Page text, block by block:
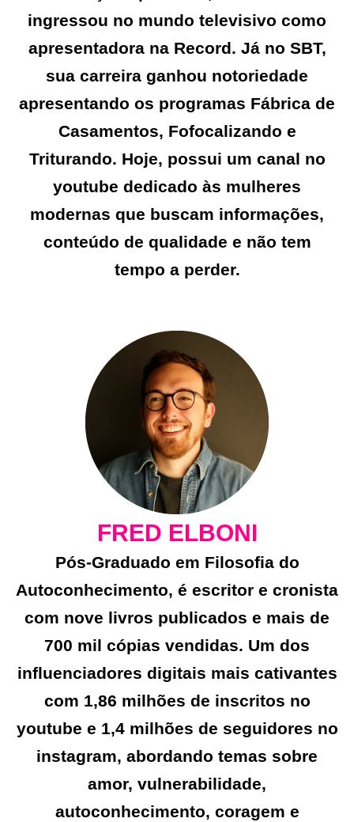
ingressou no mundo televisivo como
apresentadora na Record. Já no SBT,
sua carreira ganhou notoriedade
apresentando os programas Fábrica de
Casamentos, Fofocalizando e
Triturando. Hoje, possui um canal no
youtube dedicado às mulheres
modernas que buscam informações,
conteúdo de qualidade e não tem
tempo a perder.
FRED ELBONI
Pós-Graduado em Filosofia do
Autoconhecimento, é escritor e cronista
com nove livros publicados e mais de
700 mil cópias vendidas. Um dos
influenciadores digitais mais cativantes
com 1,86 milhões de inscritos no
youtube e 1,4 milhões de seguidores no
instagram, abordando temas sobre
amor, vulnerabilidade,
autoconhecimento, coragem e